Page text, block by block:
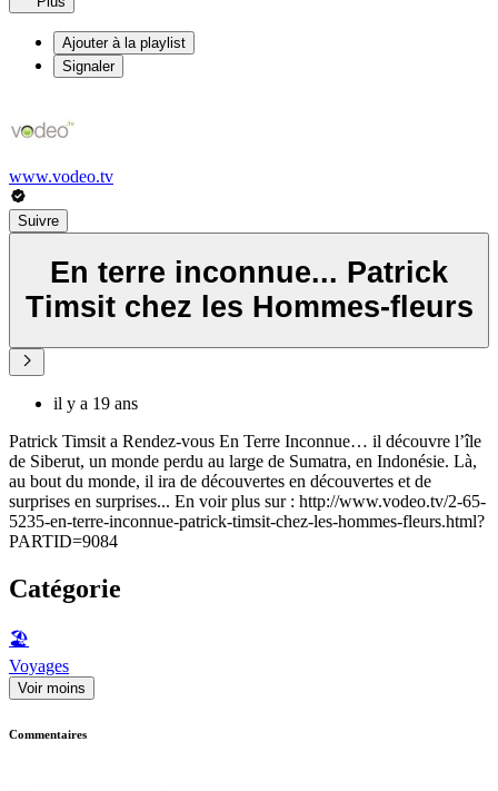
Ajouter à la playlist
Signaler
www.vodeo.tv
Suivre
En terre inconnue... Patrick
Timsit chez les Hommes-fleurs
il y a 19 ans
Patrick Timsit a Rendez-vous En Terre Inconnue… il découvre l’île
de Siberut, un monde perdu au large de Sumatra, en Indonésie. Là,
au bout du monde, il ira de découvertes en découvertes et de
surprises en surprises... En voir plus sur : http://www.vodeo.tv/2-65-
5235-en-terre-inconnue-patrick-timsit-chez-les-hommes-fleurs.html?
PARTID=9084
Catégorie
🏖
Voyages
Voir moins
Commentaires